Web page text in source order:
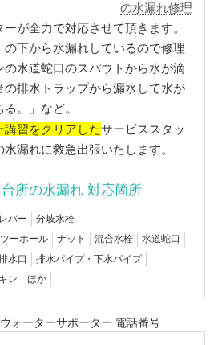
の水漏れ修理
が全力で対応させて頂きます。
の下から水漏れしているので修理
の水道蛇口のスパウトから水が滴
の排水トラップから漏水して水が
。」など。
講習をクリアしたサービススタッ
漏れに救急出張いたします。
所の水漏れ 対応箇所
バー
分岐水栓
ーホール
ナット 混合水栓
水道蛇口
水口
排水パイプ・下水パイプ
ン ほか